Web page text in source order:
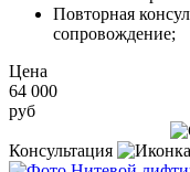
Повторная
сопровождение;
Цена
64 000
руб
Консультация